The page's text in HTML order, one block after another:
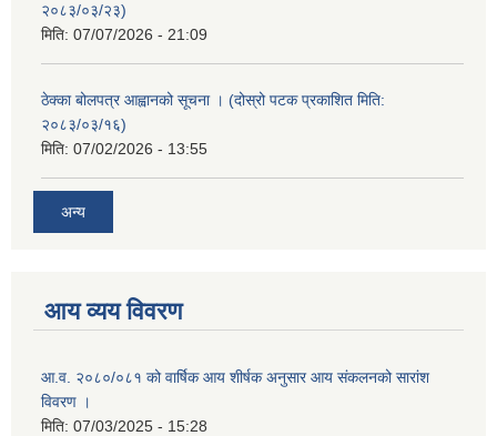
२०८३/०३/२३)
मिति: 07/07/2026 - 21:09
ठेक्का बोलपत्र आह्वानको सूचना । (दोस्रो पटक प्रकाशित मिति:
२०८३/०३/१६)
मिति: 07/02/2026 - 13:55
अन्य
आय व्यय विवरण
आ.व. २०८०/०८१ को वार्षिक आय शीर्षक अनुसार आय संकलनको सारांश
विवरण ।
मिति: 07/03/2025 - 15:28